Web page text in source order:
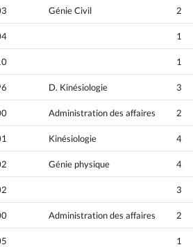
Génie Civil 2
1
1
D. Kinésiologie 3
Administration des affaires 2
Kinésiologie 4
Génie physique 4
3
Administration des affaires 2
1